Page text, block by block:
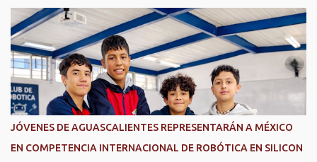
i
o
s
JÓVENES DE AGUASCALIENTES REPRESENTARÁN A MÉXICO
EN COMPETENCIA INTERNACIONAL DE ROBÓTICA EN SILICON